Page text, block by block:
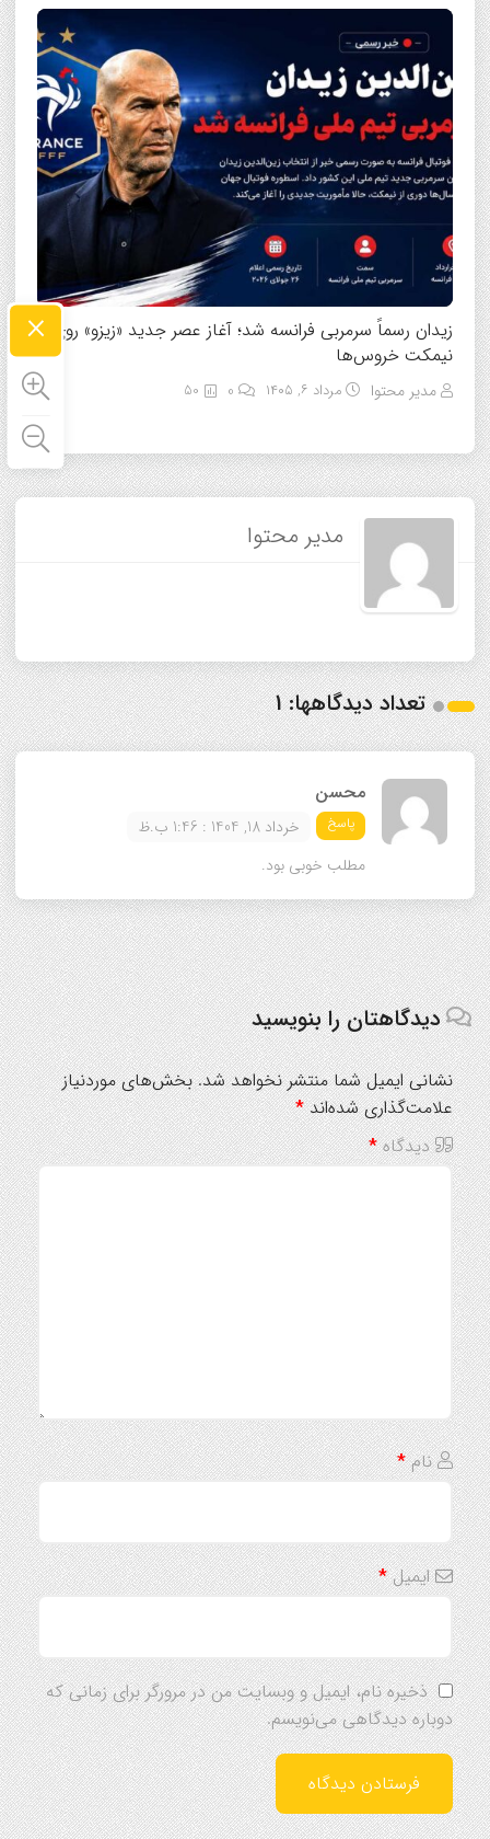
زیدان رسماً سرمربی فرانسه شد؛ آغاز عصر جدید «زیزو» روی
نیمکت خروس‌ها
مدیر محتوا مرداد ۶, ۱۴۰۵ 50
مدیر محتوا
تعداد دیدگاهها: 1
محسن
پاسخ
خرداد 18, 1404 : 1:46 ب.ظ
مطلب خوبی بود.
دیدگاهتان را بنویسید
نشانی ایمیل شما منتشر نخواهد شد. بخش‌های موردنیاز
علامت‌گذاری شده‌اند*
دیدگاه*
نام*
ایمیل*
ذخیره نام، ایمیل و وبسایت من در مرورگر برای زمانی که
دوباره دیدگاهی می‌نویسم.
×